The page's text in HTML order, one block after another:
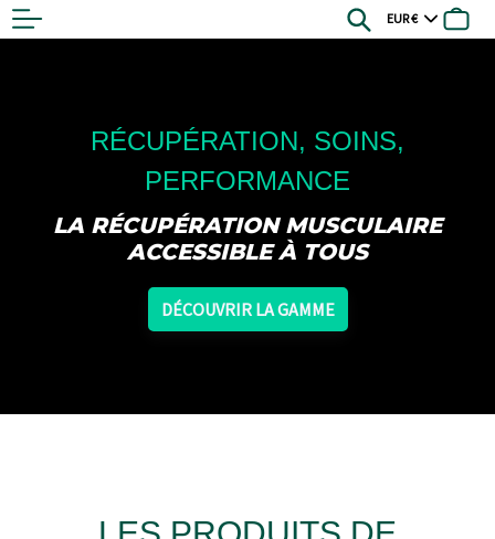
Passer
au
Rechercher
Devise
RÉCUPÉRATION, SOINS,
PERFORMANCE
LA RÉCUPÉRATION MUSCULAIRE
ACCESSIBLE À TOUS
DÉCOUVRIR LA GAMME